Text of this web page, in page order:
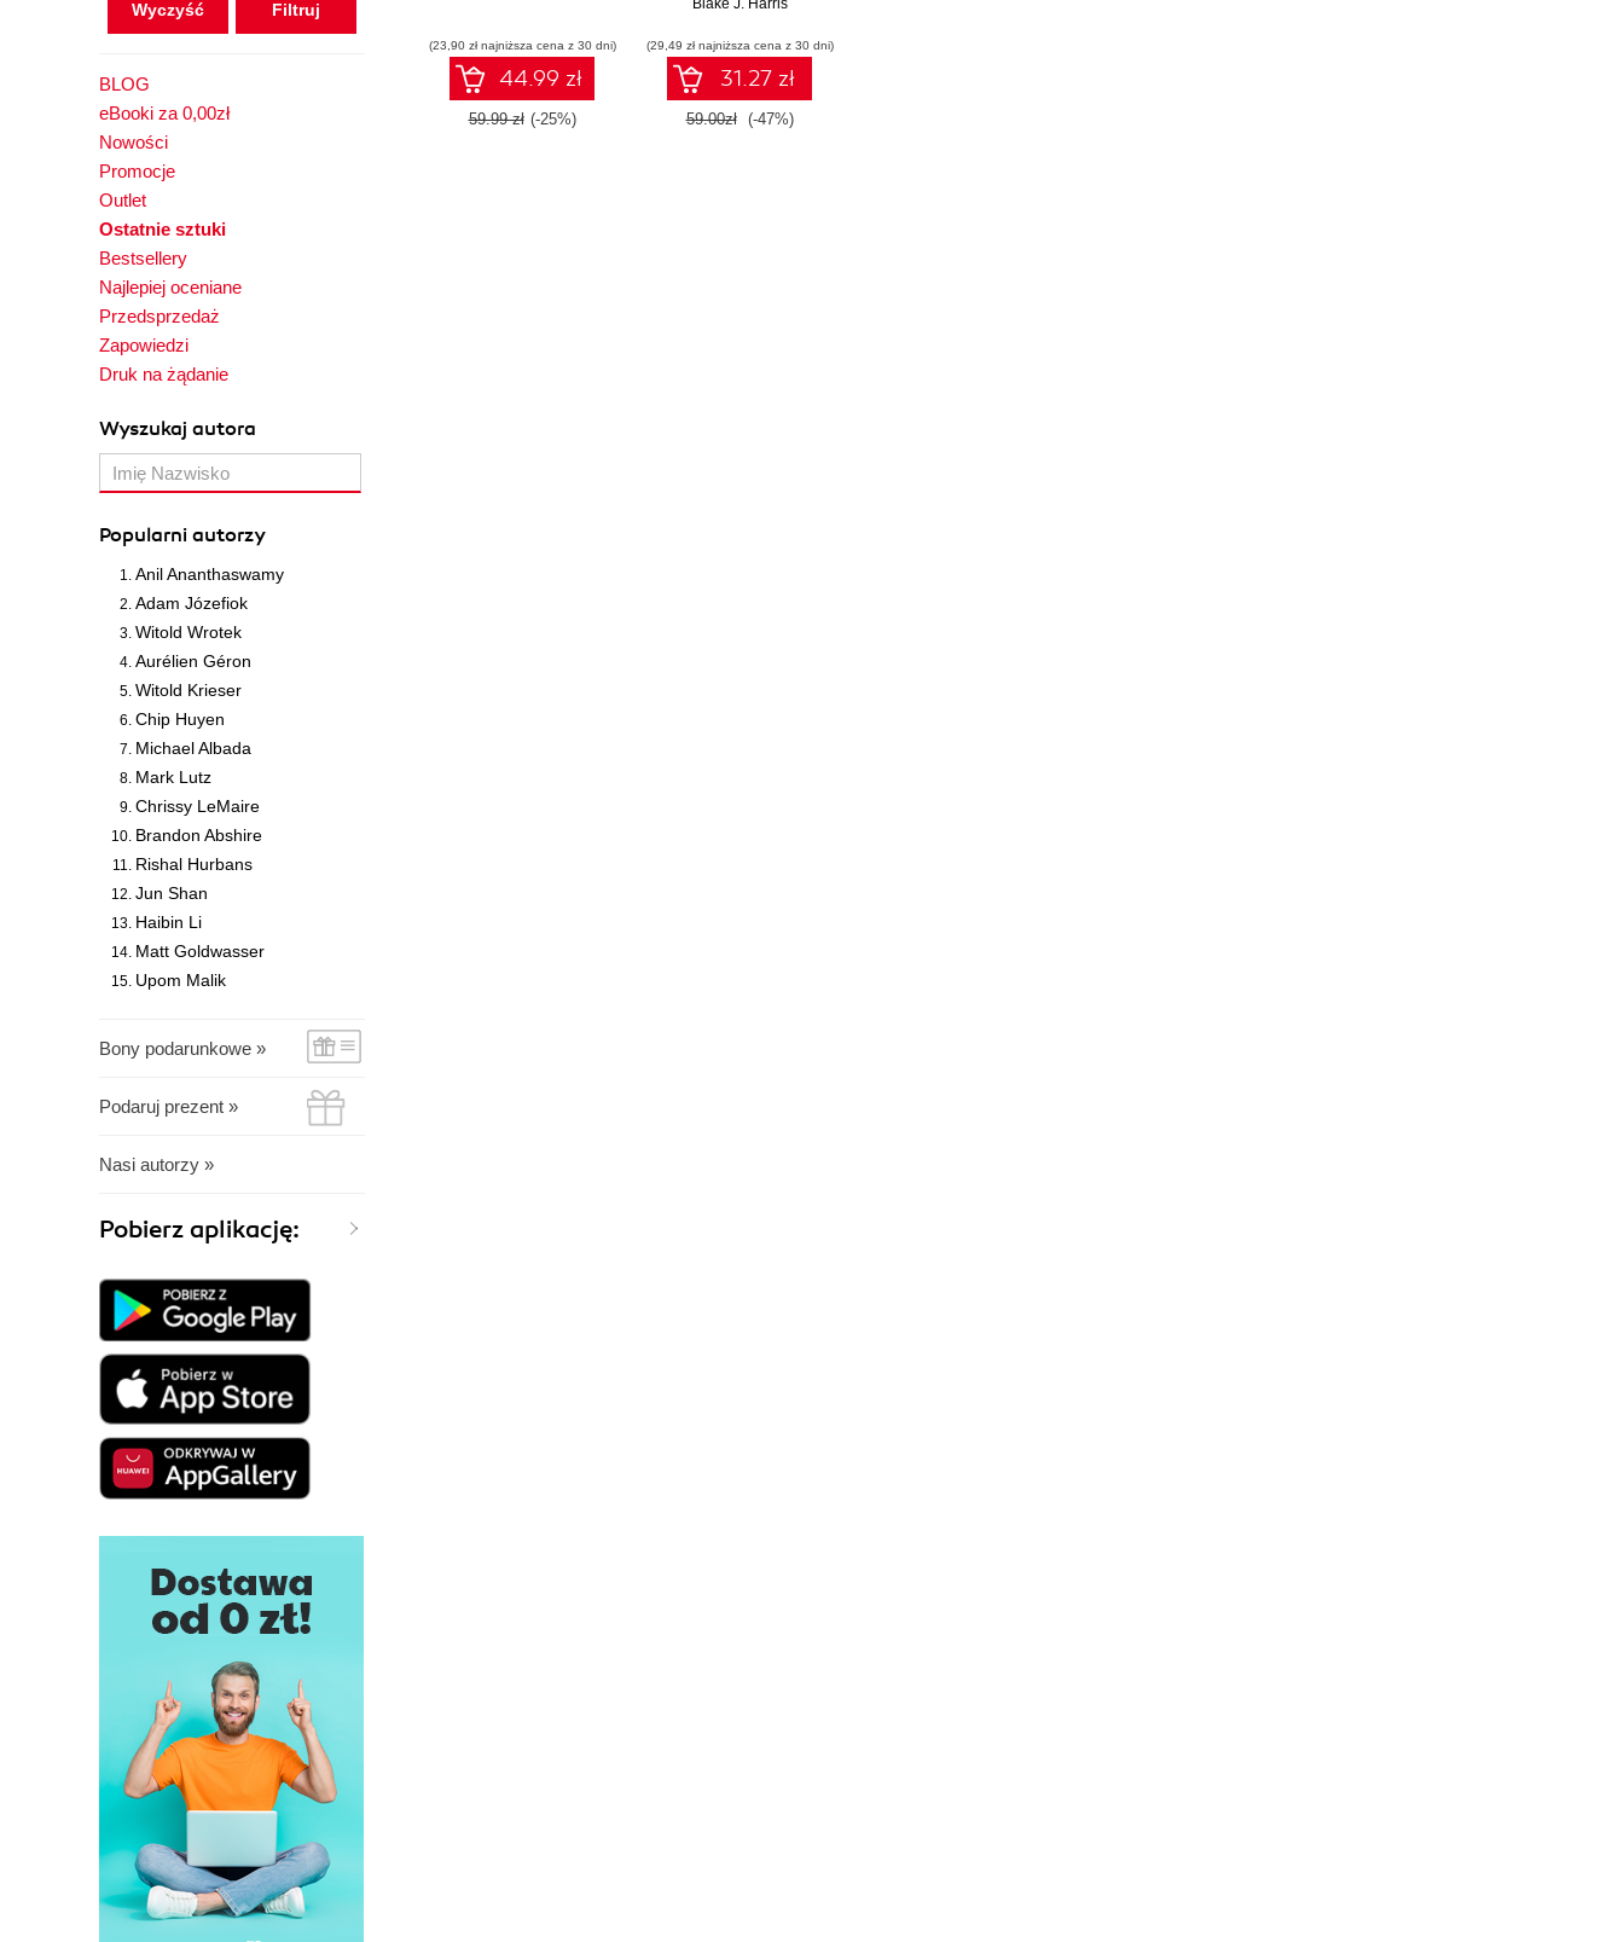
Wyczyść
BLOG
eBooki za 0,00zł
Nowości
Promocje
Outlet
Ostatnie sztuki
Bestsellery
Najlepiej oceniane
Przedsprzedaż
Zapowiedzi
Druk na żądanie
Wyszukaj autora
Popularni autorzy
Anil Ananthaswamy
Adam Józefiok
Witold Wrotek
Aurélien Géron
Witold Krieser
Chip Huyen
Michael Albada
Mark Lutz
Chrissy LeMaire
Brandon Abshire
Rishal Hurbans
Jun Shan
Haibin Li
Matt Goldwasser
Upom Malik
Bony podarunkowe »
Podaruj prezent »
Nasi autorzy »
Pobierz aplikację:
(23,90 zł najniższa cena z 30 dni)
44.99 zł
59.99 zł (-25%)
rzeczywistości
Blake J. Harris
(29,49 zł najniższa cena z 30 dni)
31.27 zł
59.00zł (-47%)